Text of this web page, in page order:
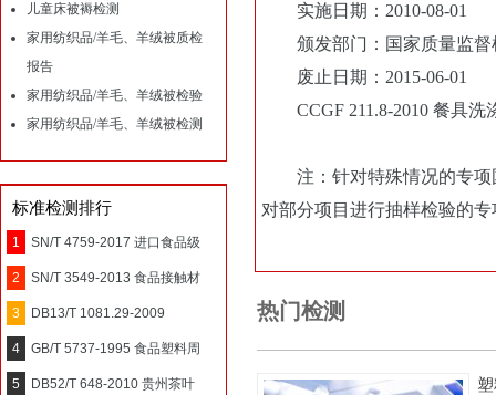
儿童床被褥检测
家用纺织品/羊毛、羊绒被质检
报告
家用纺织品/羊毛、羊绒被检验
家用纺织品/羊毛、羊绒被检测
标准检测排行
1 SN/T 4759-2017 进口食品级
2 SN/T 3549-2013 食品接触材
3 DB13/T 1081.29-2009
4 GB/T 5737-1995 食品塑料周
5 DB52/T 648-2010 贵州茶叶
实施日期：2010-08-01
颁发部门：国家质量监督
废止日期：2015-06-01
CCGF 211.8-2010 餐具洗
注：针对特殊情况的专项
对部分项目进行抽样检验的
热门检测